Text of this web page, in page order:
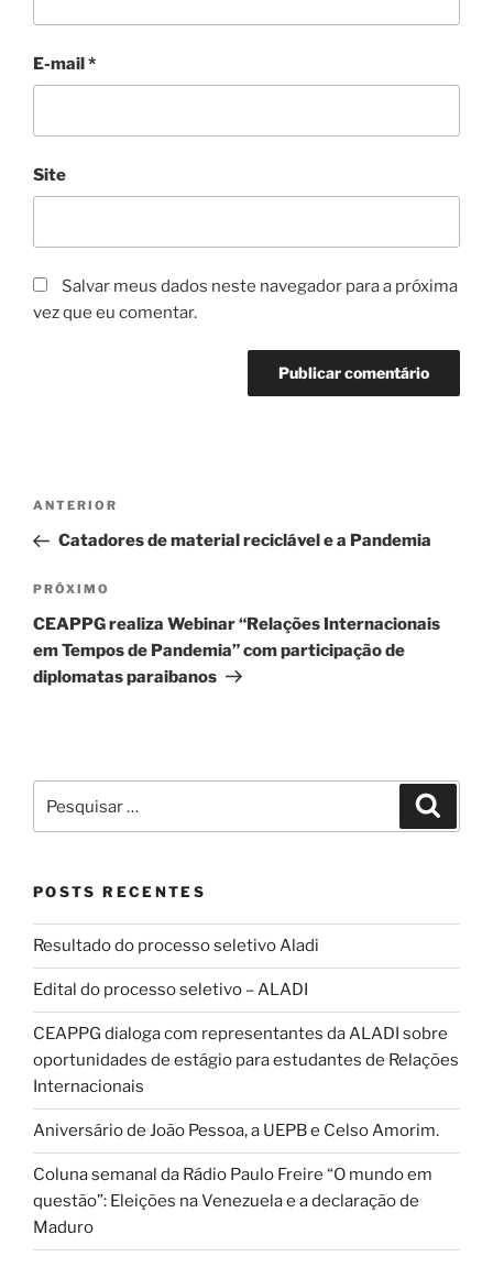
E-mail*
Site
Salvar meus dados neste navegador para a próxima
vez que eu comentar.
Navegação
Post
Post
anterior
ANTERIOR
Catadores de material reciclável e a Pandemia
Próximo
post
PRÓXIMO
CEAPPG realiza Webinar “Relações Internacionais
em Tempos de Pandemia” com participação de
diplomatas paraibanos
por:
POSTS RECENTES
Resultado do processo seletivo Aladi
Edital do processo seletivo – ALADI
CEAPPG dialoga com representantes da ALADI sobre
oportunidades de estágio para estudantes de Relações
Internacionais
Aniversário de João Pessoa, a UEPB e Celso Amorim.
Coluna semanal da Rádio Paulo Freire “O mundo em
questão”: Eleições na Venezuela e a declaração de
Maduro